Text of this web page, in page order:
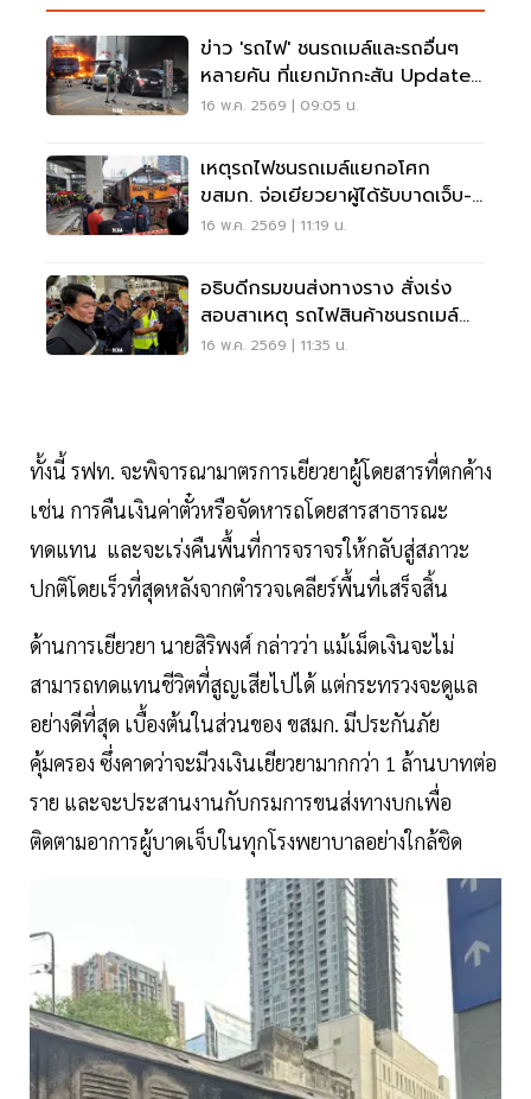
ข่าว 'รถไฟ' ชนรถเมล์และรถอื่นๆ
หลายคัน ที่แยกมักกะสัน Update
ล่าสุด
16 พ.ค. 2569 | 09:05 น.
เหตุรถไฟชนรถเมล์แยกอโศก
ขสมก. จ่อเยียวยาผู้ได้รับบาดเจ็บ-
เสียชีวิต 1.5 ล้าน
16 พ.ค. 2569 | 11:19 น.
อธิบดีกรมขนส่งทางราง สั่งเร่ง
สอบสาเหตุ รถไฟสินค้าชนรถเมล์
อโศก-ดินแดง
16 พ.ค. 2569 | 11:35 น.
ทั้งนี้ รฟท. จะพิจารณามาตรการเยียวยาผู้โดยสารที่ตกค้าง
เช่น การคืนเงินค่าตั๋วหรือจัดหารถโดยสารสาธารณะ
ทดแทน และจะเร่งคืนพื้นที่การจราจรให้กลับสู่สภาวะ
ปกติโดยเร็วที่สุดหลังจากตำรวจเคลียร์พื้นที่เสร็จสิ้น
ด้านการเยียวยา นายสิริพงศ์ กล่าวว่า แม้เม็ดเงินจะไม่
สามารถทดแทนชีวิตที่สูญเสียไปได้ แต่กระทรวงจะดูแล
อย่างดีที่สุด เบื้องต้นในส่วนของ ขสมก. มีประกันภัย
คุ้มครอง ซึ่งคาดว่าจะมีวงเงินเยียวยามากกว่า 1 ล้านบาทต่อ
ราย และจะประสานงานกับกรมการขนส่งทางบกเพื่อ
ติดตามอาการผู้บาดเจ็บในทุกโรงพยาบาลอย่างใกล้ชิด